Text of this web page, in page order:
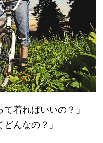
て着ればいいの？」
んなの？」